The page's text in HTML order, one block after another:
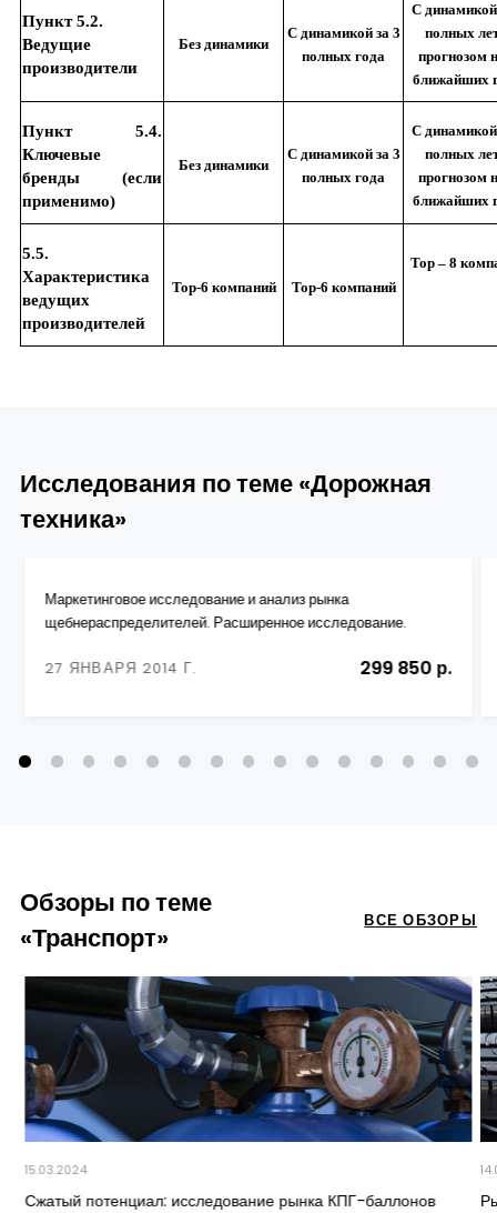
Пункт 5.2.
Ведущие
производители
Без динамики
С динамикой за 3
полных года
С динамикой
полных
прогнозом
ближайших
Пункт 5.4.
Ключевые
бренды (если
применимо)
Без динамики
С динамикой за 3
полных года
С динамикой
полных
прогнозом
ближайших
5.5.
Характеристика
ведущих
производителей
Top-6 компаний Top-6 компаний
Top – 8
Исследования по теме «Дорожная
техника»
Маркетинговое исследование и анализ рынка
щебнераспределителей. Расширенное исследование.
27 ЯНВАРЯ 2014 Г. 299 850 р.
Обзоры по теме
«Транспорт»
ВСЕ ОБЗОРЫ
15.03.2024
Сжатый потенциал: исследование рынка КПГ-баллонов